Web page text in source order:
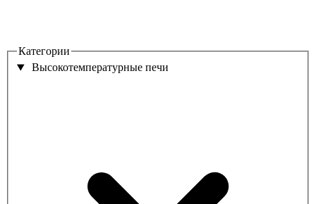
Категории
Высокотемпературные печи